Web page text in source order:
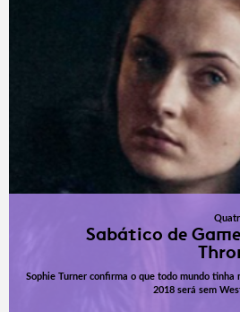
Sabático de
Sophie Turner confirma o que todo mundo tinha
2018 será sem